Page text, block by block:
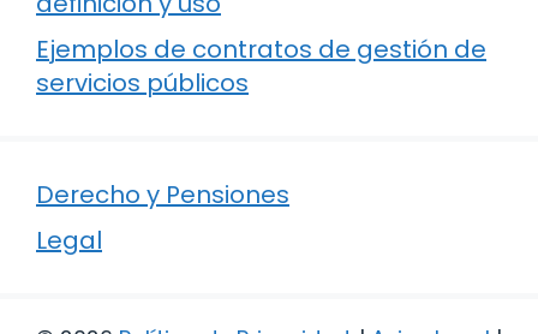
Ejemplos de contratos de gestión de
servicios públicos
Derecho y Pensiones
Legal